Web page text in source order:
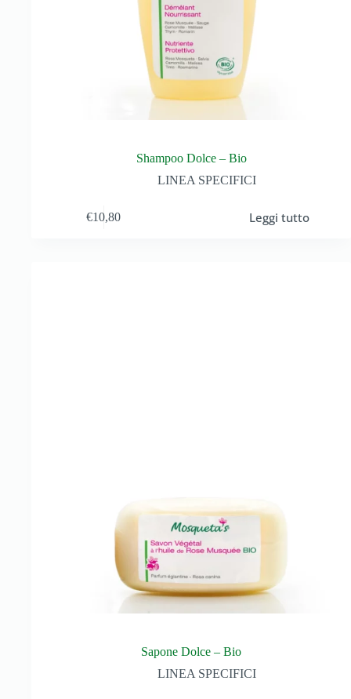
Shampoo Dolce – Bio
LINEA SPECIFICI
€10,80 Leggi tutto
Sapone Dolce – Bio
LINEA SPECIFICI